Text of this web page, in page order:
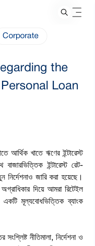
Corporate
the
Loan
আর্থিক খাতে ঋণের ইন্টারেস্ট
বাজারভিত্তিক ইন্টারেস্ট রেট-
জারি করা হয়েছে।
দিয়ে আমরা রিটেইল
একটি মূল্যবোধভিত্তিক ব্যাংক
নীতিমালা, নির্দেশনা ও